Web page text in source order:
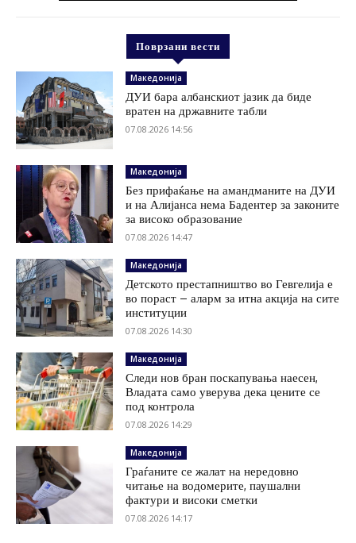
Поврзани вести
Македонија
ДУИ бара албанскиот јазик да биде
вратен на државните табли
07.08.2026 14:56
Македонија
Без прифаќање на амандманите на ДУИ
и на Алијанса нема Бадентер за законите
за високо образование
07.08.2026 14:47
Македонија
Детското престапништво во Гевгелија е
во пораст – аларм за итна акција на сите
институции
07.08.2026 14:30
Македонија
Следи нов бран поскапувања наесен,
Владата само уверува дека цените се
под контрола
07.08.2026 14:29
Македонија
Граѓаните се жалат на нередовно
читање на водомерите, паушални
фактури и високи сметки
07.08.2026 14:17